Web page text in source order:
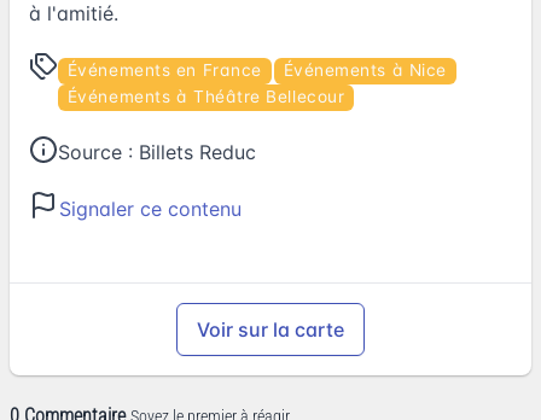
à l'amitié.
Événements en France
Événements à Nice
Événements à Théâtre Bellecour
Source : Billets Reduc
Signaler ce contenu
Voir sur la carte
Soyez le premier à réagir